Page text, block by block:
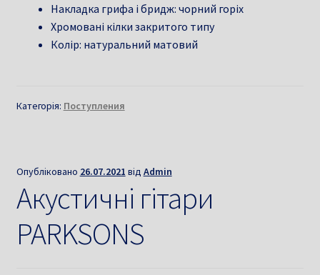
Накладка грифа і бридж: чорний горіх
Хромовані кілки закритого типу
Колір: натуральний матовий
Категорія: Поступления
Опубліковано 26.07.2021 від Admin
Акустичні гітари
PARKSONS